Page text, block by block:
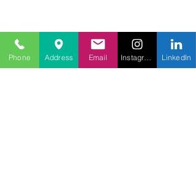
Phone Address Email LinkedIn